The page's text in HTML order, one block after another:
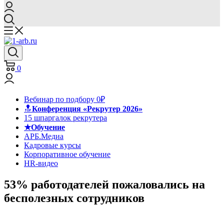
0
Вебинар по подбору 0₽
🔝Конференция «Рекрутер 2026»
15 шпаргалок рекрутера
★Обучение
АРБ.Медиа
Кадровые курсы
Корпоративное обучение
HR-видео
53% работодателей пожаловались на
бесполезных сотрудников